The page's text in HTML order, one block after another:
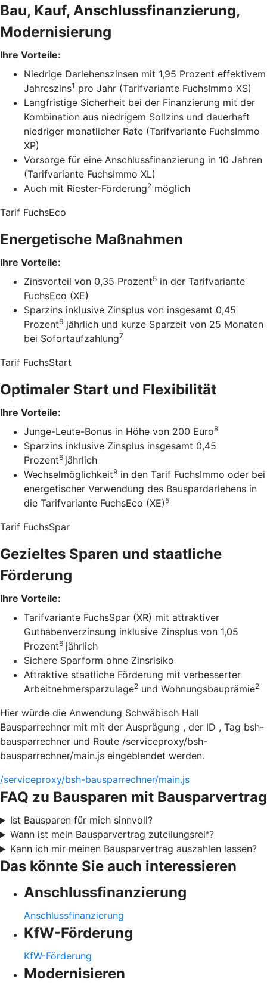
Bau, Kauf, Anschlussfinanzierung,
Modernisierung
Ihre Vorteile:
Niedrige Darlehenszinsen mit 1,95 Prozent effektivem
Jahreszins1 pro Jahr (Tarifvariante FuchsImmo XS)
Langfristige Sicherheit bei der Finanzierung mit der
Kombination aus niedrigem Sollzins und dauerhaft
niedriger monatlicher Rate (Tarifvariante FuchsImmo
XP)
Vorsorge für eine Anschlussfinanzierung in 10 Jahren
(Tarifvariante FuchsImmo XL)
Auch mit Riester-Förderung2 möglich
Tarif FuchsEco
Energetische Maßnahmen
Ihre Vorteile:
Zinsvorteil von 0,35 Prozent5 in der Tarifvariante
FuchsEco (XE)
Sparzins inklusive Zinsplus von insgesamt 0,45
Prozent6 jährlich und kurze Sparzeit von 25 Monaten
bei Sofortaufzahlung7
Tarif FuchsStart
Optimaler Start und Flexibilität
Ihre Vorteile:
Junge-Leute-Bonus in Höhe von 200 Euro8
Sparzins inklusive Zinsplus insgesamt 0,45
Prozent6 jährlich
Wechselmöglichkeit9 in den Tarif FuchsImmo oder bei
energetischer Verwendung des Bauspardarlehens in
die Tarifvariante FuchsEco (XE) 5
Tarif FuchsSpar
Gezieltes Sparen und staatliche
Förderung
Ihre Vorteile:
Tarifvariante FuchsSpar (XR) mit attraktiver
Guthabenverzinsung inklusive Zinsplus von 1,05
Prozent6 jährlich
Sichere Sparform ohne Zinsrisiko
Attraktive staatliche Förderung mit verbesserter
Arbeitnehmersparzulage2 und Wohnungsbauprämie2
Hier würde die Anwendung Schwäbisch Hall
Bausparrechner mit mit der Ausprägung , der ID , Tag bsh-
bausparrechner und Route /serviceproxy/bsh-
bausparrechner/main.js eingeblendet werden.
/serviceproxy/bsh-bausparrechner/main.js
FAQ zu Bausparen mit Bausparvertrag
Ist Bausparen für mich sinnvoll?
Wann ist mein Bausparvertrag zuteilungsreif?
Kann ich mir meinen Bausparvertrag auszahlen lassen?
Das könnte Sie auch interessieren
Anschlussfinanzierung
Anschlussfinanzierung
KfW-Förderung
KfW-Förderung
Modernisieren